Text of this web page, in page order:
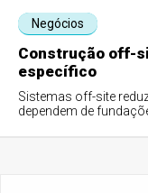
Negócios
Construção off-
específico
Sistemas off-site
dependem de